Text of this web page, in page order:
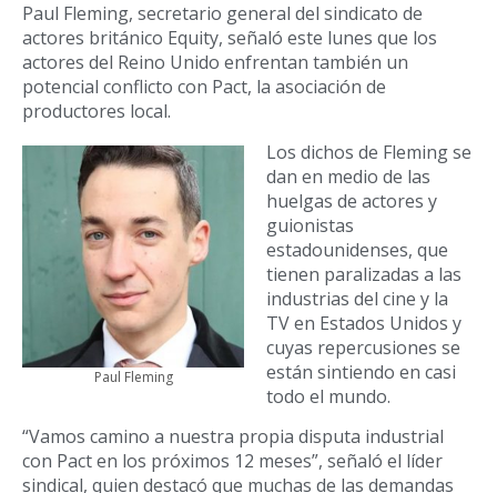
Paul Fleming, secretario general del sindicato de
actores británico Equity, señaló este lunes que los
actores del Reino Unido enfrentan también un
potencial conflicto con Pact, la asociación de
productores local.
Paul Fleming
Los dichos de Fleming se
dan en medio de las
huelgas de actores y
guionistas
estadounidenses, que
tienen paralizadas a las
industrias del cine y la
TV en Estados Unidos y
cuyas repercusiones se
están sintiendo en casi
todo el mundo.
“Vamos camino a nuestra propia disputa industrial
con Pact en los próximos 12 meses”, señaló el líder
sindical, quien destacó que muchas de las demandas